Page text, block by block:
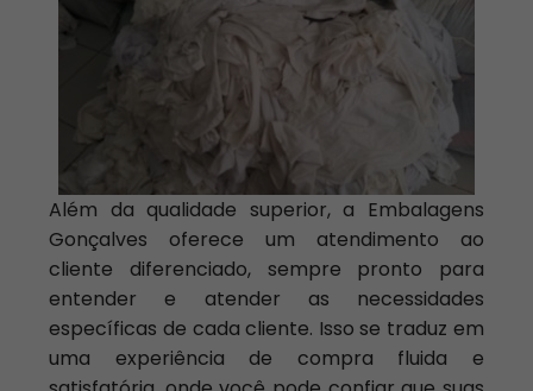
Além da qualidade superior, a Embalagens
Gonçalves oferece um atendimento ao
cliente diferenciado, sempre pronto para
entender e atender as necessidades
específicas de cada cliente. Isso se traduz em
uma experiência de compra fluida e